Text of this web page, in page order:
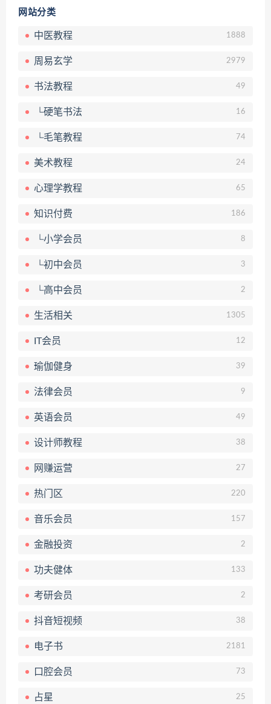
网站分类
中医教程 1888
周易玄学 2979
书法教程 49
└硬笔书法 16
└毛笔教程 74
美术教程 24
心理学教程 65
知识付费 186
└小学会员 8
└初中会员 3
└高中会员 2
生活相关 1305
IT会员 12
瑜伽健身 39
法律会员 9
英语会员 49
设计师教程 38
网赚运营 27
热门区 220
音乐会员 157
金融投资 2
功夫健体 133
考研会员 2
抖音短视频 38
电子书 2181
口腔会员 73
占星 25